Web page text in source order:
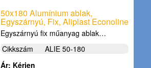
50x180 Alumínium ablak,
Egyszárnyú, Fix, Aliplast Econoline
Egyszárnyú fix műanyag ablak…
Cikkszám
ALIE 50-180
Ár: Kérjen